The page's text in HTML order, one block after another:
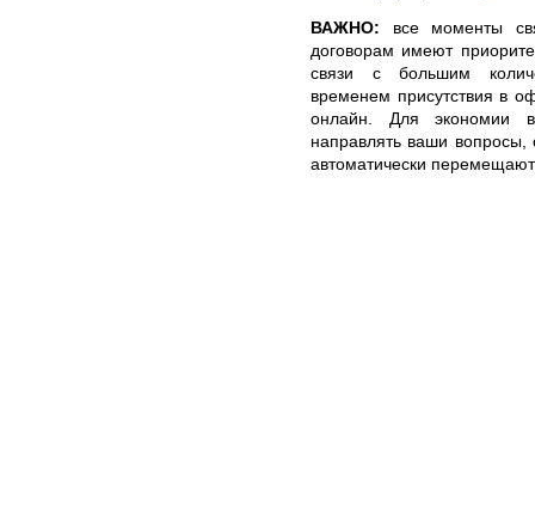
ВАЖНО: все моменты
договорам имеют
связи с большим
временем присутствия в
онлайн. Для экономии
направлять ваши
автоматически